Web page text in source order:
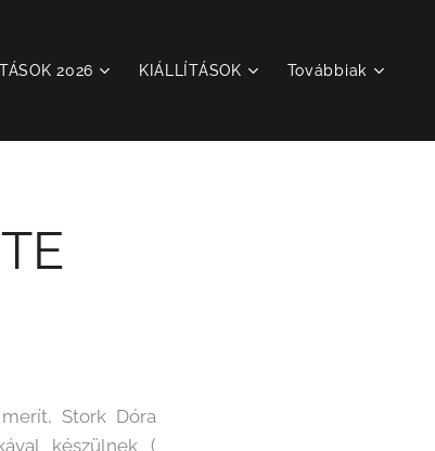
2026 KIÁLLÍTÁSOK Továbbiak
Stork Dóra
készülnek (